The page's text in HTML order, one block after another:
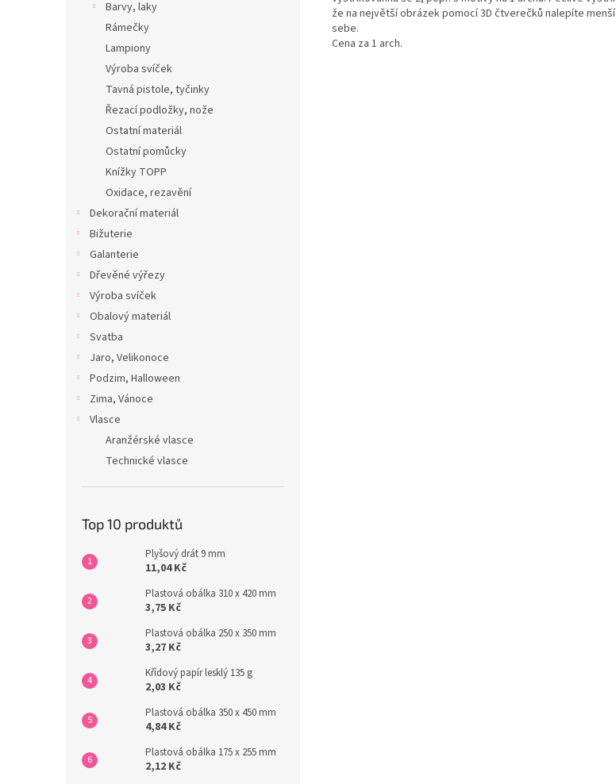
Barvy, laky
Rámečky
Lampiony
Výroba svíček
Tavná pistole, tyčinky
Řezací podložky, nože
Ostatní materiál
Ostatní pomůcky
Knížky TOPP
Oxidace, rezavění
Dekorační materiál
Bižuterie
Galanterie
Dřevěné výřezy
Výroba svíček
Obalový materiál
Svatba
Jaro, Velikonoce
Podzim, Halloween
Zima, Vánoce
Vlasce
Aranžérské vlasce
Technické vlasce
Top 10 produktů
Plyšový drát 9 mm
11,04 Kč
Plastová obálka 310 x 420 mm
3,75 Kč
Plastová obálka 250 x 350 mm
3,27 Kč
Křídový papír lesklý 135 g
2,03 Kč
Plastová obálka 350 x 450 mm
4,84 Kč
Plastová obálka 175 x 255 mm
2,12 Kč
že na největší obrázek pomocí 3D čtverečků nalepíte
sebe.
Cena za 1 arch.